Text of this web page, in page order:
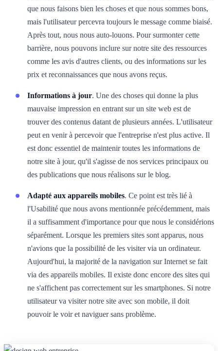
que nous faisons bien les choses et que nous sommes bons,
mais l'utilisateur percevra toujours le message comme biaisé.
Après tout, nous nous auto-louons. Pour surmonter cette
barrière, nous pouvons inclure sur notre site des ressources
comme les avis d'autres clients, ou des informations sur les
prix et reconnaissances que nous avons reçus.
Informations à jour. Une des choses qui donne la plus
mauvaise impression en entrant sur un site web est de
trouver des contenus datant de plusieurs années. L'utilisateur
peut en venir à percevoir que l'entreprise n'est plus active. Il
est donc essentiel de maintenir toutes les informations de
notre site à jour, qu'il s'agisse de nos services principaux ou
des publications que nous réalisons sur le blog.
Adapté aux appareils mobiles. Ce point est très lié à
l'Usabilité que nous avons mentionnée précédemment, mais
il a suffisamment d'importance pour que nous le considérions
séparément. Lorsque les premiers sites sont apparus, nous
n'avions que la possibilité de les visiter via un ordinateur.
Aujourd'hui, la majorité de la navigation sur Internet se fait
via des appareils mobiles. Il existe donc encore des sites qui
ne s'affichent pas correctement sur les smartphones. Si notre
utilisateur va visiter notre site avec son mobile, il doit
pouvoir le voir et naviguer sans problème.